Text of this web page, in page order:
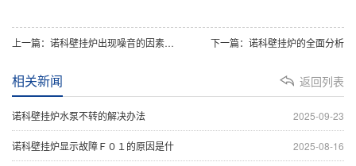
上一篇：诺科壁挂炉出现噪音的因素及操作要 下一篇：诺科壁挂炉的全面分析
返回列表
相关新闻
2025-09-23
诺科壁挂炉水泵不转的解决办法
2025-08-16
诺科壁挂炉显示故障Ｆ０１的原因是什